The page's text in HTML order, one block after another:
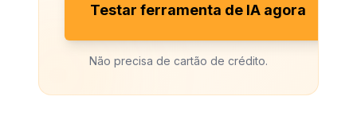
Testar ferramenta de IA agora
Não precisa de cartão de crédito.